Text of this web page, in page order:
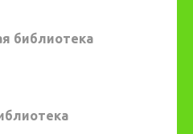
библиотека